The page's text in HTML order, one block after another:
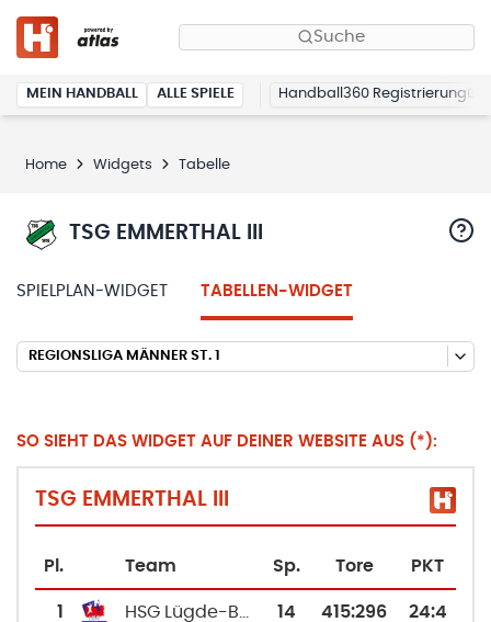
Suche
MEIN HANDBALL ALLE SPIELE Handball360 Registrierung
Home Widgets Tabelle
TSG EMMERTHAL III
SPIELPLAN-WIDGET TABELLEN-WIDGET
REGIONSLIGA MÄNNER ST. 1
SO SIEHT DAS WIDGET AUF DEINER WEBSITE AUS (*):
TSG EMMERTHAL III
Pl. Team Sp. Tore PKT
1 14 415:296 24:4